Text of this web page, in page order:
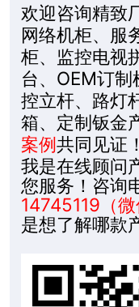
欢迎咨询精致
网络机柜、服
柜、监控电视
台、OEM订
控立杆、路灯
箱、定制钣金
案例共同见证！
我是在线顾问
您服务！咨询
14745119（微
是想了解哪款